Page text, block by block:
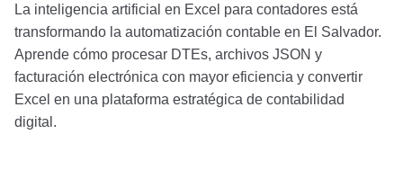
La inteligencia artificial en Excel para contadores está
transformando la automatización contable en El Salvador.
Aprende cómo procesar DTEs, archivos JSON y
facturación electrónica con mayor eficiencia y convertir
Excel en una plataforma estratégica de contabilidad
digital.